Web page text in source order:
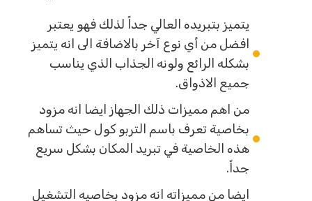
يتميز بتبريده العالي جداً لذلك فهو يعتبر
افضل من أي نوع آخر بالاضافة الى انه يتميز
بشكله الرائع ولونه الجذاب الذي يناسب
جميع الاذواق.
من اهم مميزات ذلك الجهاز ايضا انه مزود
بخاصية تعرف باسم التربو كول حيث تساهم
هذه الخاصية في تبريد المكان بشكل سريع
جداً.
ايضا من مميزاته انه مزود بخاصيه التشغيل